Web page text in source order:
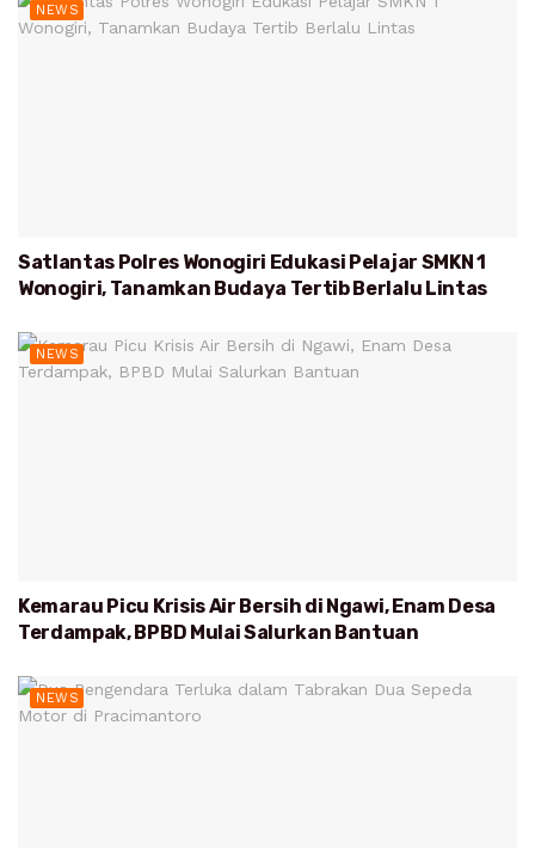
NEWS
Satlantas Polres Wonogiri Edukasi Pelajar SMKN 1
Wonogiri, Tanamkan Budaya Tertib Berlalu Lintas
NEWS
Kemarau Picu Krisis Air Bersih di Ngawi, Enam Desa
Terdampak, BPBD Mulai Salurkan Bantuan
NEWS